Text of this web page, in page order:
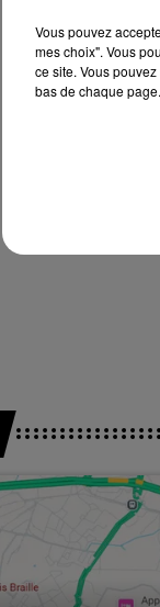
Vous pouvez
mes choix". Vous
ce site. Vous
bas de chaque page.